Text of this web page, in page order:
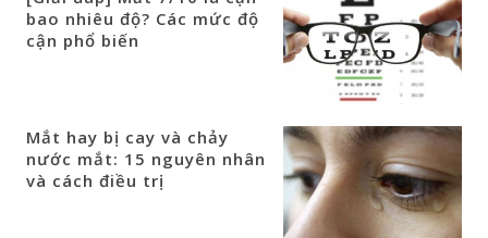
bao nhiêu độ? Các mức độ
cận phổ biến
Mắt hay bị cay và chảy
nước mắt: 15 nguyên nhân
và cách điều trị